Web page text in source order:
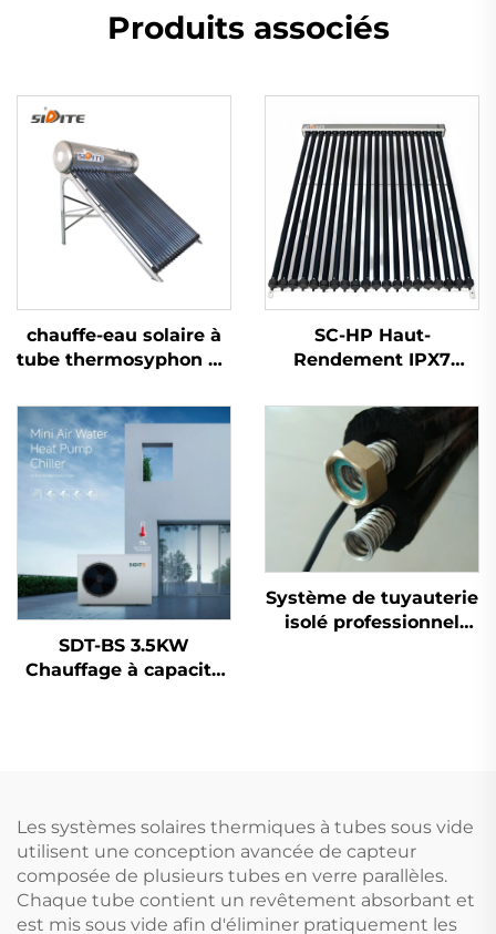
Produits associés
chauffe-eau solaire à
tube thermosyphon de
pression Exporté au
Mexique, au Brésil, en
Espagne, en Italie
SC-HP Haut-
Rendement IPX7
Aluminium Collecteur
Solaire à Tubes Vides
Chauffe-Eau Solaire
Laine de Roche Hôtel
Extérieur
SDT-BS 3.5KW
Chauffage à capacité
jusqu'à 60°C/75°C
pour
Système de tuyauterie
isolé professionnel
Les systèmes solaires thermiques à tubes sous vide
utilisent une conception avancée de capteur
composée de plusieurs tubes en verre parallèles.
Chaque tube contient un revêtement absorbant et
est mis sous vide afin d'éliminer pratiquement les